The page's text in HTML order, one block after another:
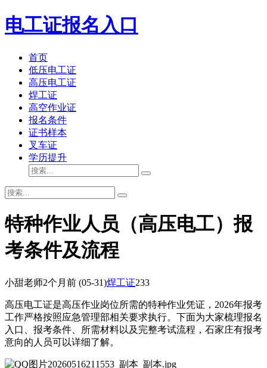
电工证报名入口
首页
低压电工证
高压电工证
焊工证
高空作业证
报名条件
证书样本
叉车证
学历提升
特种作业人员（高压电工）报
考条件及流程
小甜老师2个月前 (05-31)焊工证233
高压电工证是高压作业岗位所需的特种作业凭证，2026年报考
工作严格按照应急管理部相关要求执行。下面为大家梳理报名
入口、报考条件、所需材料以及完整考试流程，石家庄有报考
意向的人员可以详细了解。